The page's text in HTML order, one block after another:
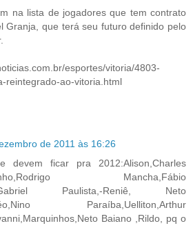
na lista de jogadores que tem contrato
Granja, que terá seu futuro definido pelo
esportes/vitoria/4803-
reintegrado-ao-vitoria.html
de 2011 às 16:26
devem ficar pra 2012:Alison,Charles
Mancha,Fábio
Paulista,-Reniê, Neto
Paraíba,Uelliton,Arthur
Baiano ,Rildo, pq o